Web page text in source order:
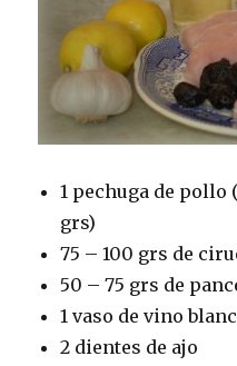
1 pechuga de
grs)
75 – 100 grs de
50 – 75 grs de
1 vaso de vino
2 dientes de ajo